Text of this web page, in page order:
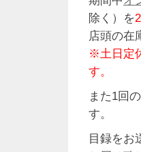
除く）を
店頭の在
※土日定
す。
また1回
す。
目録をお